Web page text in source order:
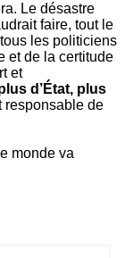
Le désastre
faire, tout le
les politiciens
et de la certitude
et
d’État, plus
responsable de
monde va